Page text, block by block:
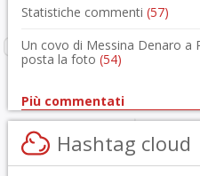
Statistiche commenti (57)
Un covo di Messina Denaro a
posta la foto (54)
Più commentati
Hashtag cloud